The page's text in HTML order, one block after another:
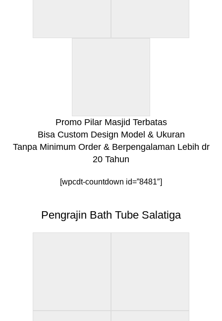
Promo Pilar Masjid Terbatas
Bisa Custom Design Model & Ukuran
Tanpa Minimum Order & Berpengalaman Lebih dr
20 Tahun
[wpcdt-countdown id=”8481″]
Pengrajin Bath Tube Salatiga